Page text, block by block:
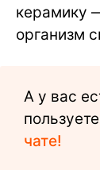
керамику
организм
А у вас
чате!